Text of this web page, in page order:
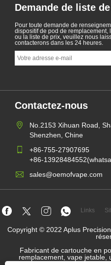
Demande de liste
Pour toute demande de
dispositif de pod de
ou la liste de prix, veuillez nous
contacterons dans les 24 heures.
Contactez-nous
No.2153 Xihuan Road,
Shenzhen, Chine
+86-755-27907695
+86-
sales@oemofvape.com
Links
Copyright © 2022 Aplus
Fabricant de cartouche en
remplacement, vape jetable,